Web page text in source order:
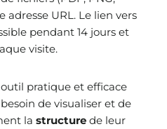
adresse URL. Le lien vers
pendant 14 jours et
visite.
pratique et efficace
de visualiser et de
la structure de leur